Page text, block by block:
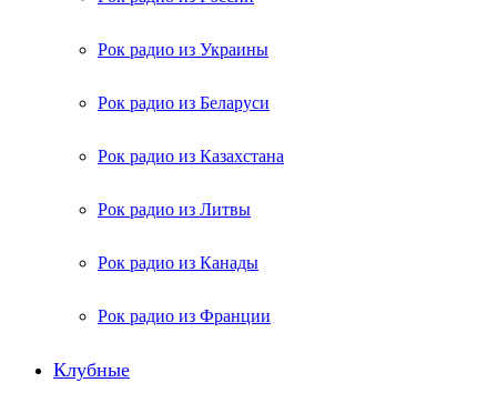
Рок радио из Украины
Рок радио из Беларуси
Рок радио из Казахстана
Рок радио из Литвы
Рок радио из Канады
Рок радио из Франции
Клубные